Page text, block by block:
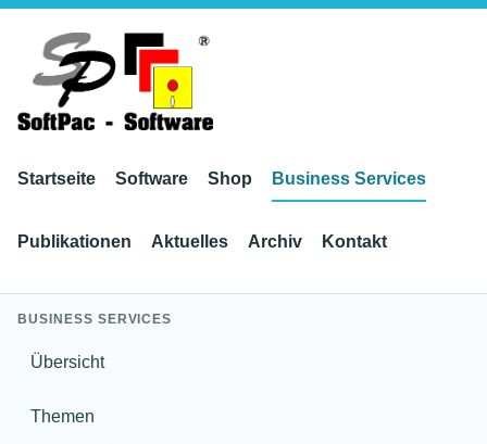
Startseite Software Shop Business Services
Publikationen Aktuelles Archiv Kontakt
BUSINESS SERVICES
Übersicht
Themen